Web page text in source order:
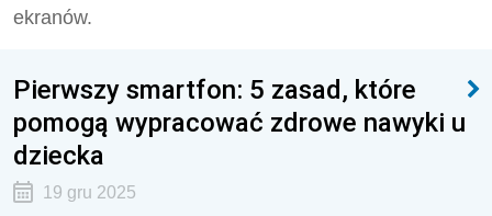
ekranów.
Pierwszy smartfon: 5 zasad, które
pomogą wypracować zdrowe nawyki u
dziecka
19 gru 2025